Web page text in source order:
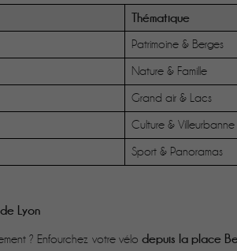
Thématique
Patrimoine & Berges
Nature & Famille
Grand air & Lacs
Culture & Villeurbanne
Sport & Panoramas
Lyon
? Enfourchez votre vélo depuis la place